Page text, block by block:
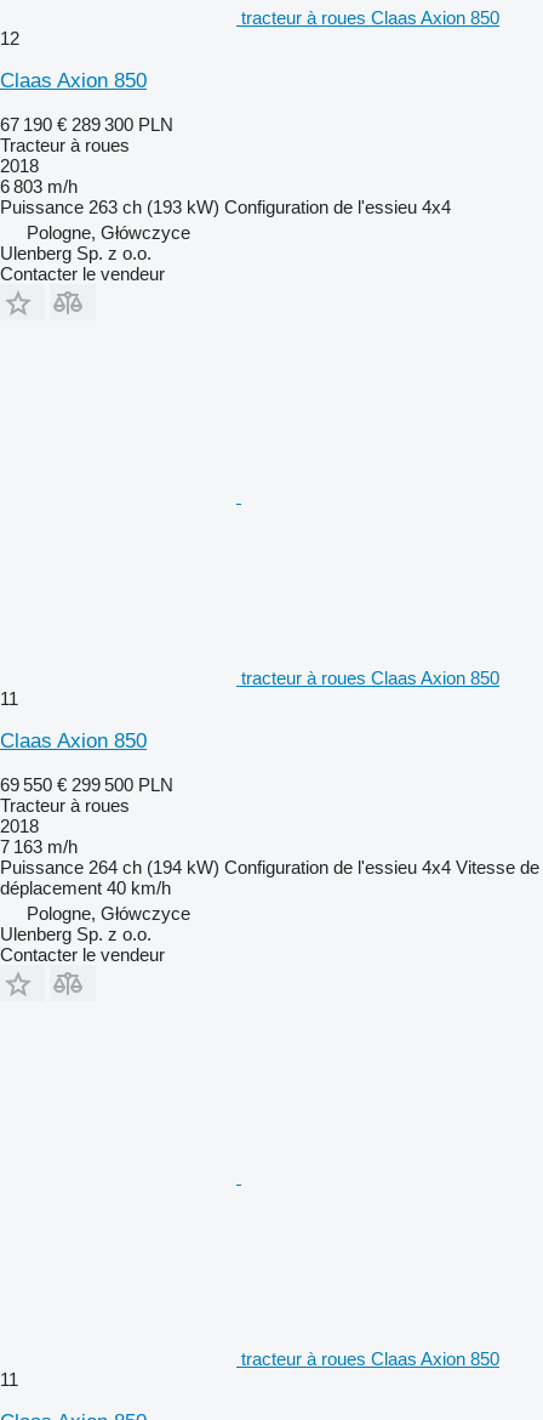
tracteur à roues Claas Axion 850
12
Claas Axion 850
67 190 € 289 300 PLN
Tracteur à roues
2018
6 803 m/h
Puissance 263 ch (193 kW) Configuration de l'essieu 4x4
Pologne, Główczyce
Ulenberg Sp. z o.o.
Contacter le vendeur
tracteur à roues Claas Axion 850
11
Claas Axion 850
69 550 € 299 500 PLN
Tracteur à roues
2018
7 163 m/h
Puissance 264 ch (194 kW) Configuration de l'essieu 4x4 Vitesse de
déplacement 40 km/h
Pologne, Główczyce
Ulenberg Sp. z o.o.
Contacter le vendeur
tracteur à roues Claas Axion 850
11